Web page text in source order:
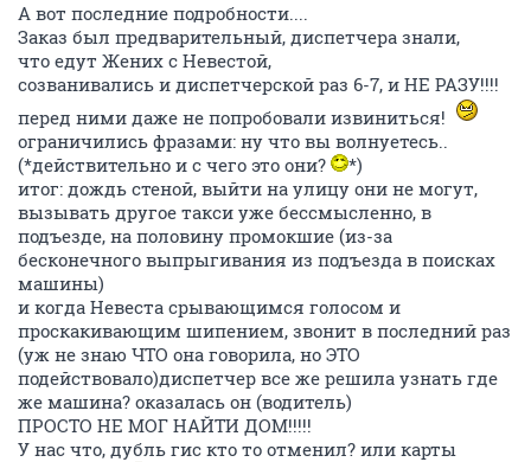
А вот последние подробности....
Заказ был предварительный, диспетчера знали,
что едут Жених с Невестой,
созванивались и диспетчерской раз 6-7, и НЕ РАЗУ!!!!
перед ними даже не попробовали извиниться!
ограничились фразами: ну что вы волнуетесь..
(*действительно и с чего это они?
*)
итог: дождь стеной, выйти на улицу они не могут,
вызывать другое такси уже бессмысленно, в
подъезде, на половину промокшие (из-за
бесконечного выпрыгивания из подъезда в поисках
машины)
и когда Невеста срывающимся голосом и
проскакивающим шипением, звонит в последний раз
(уж не знаю ЧТО она говорила, но ЭТО
подействовало)диспетчер все же решила узнать где
же машина? оказалась он (водитель)
ПРОСТО НЕ МОГ НАЙТИ ДОМ!!!!!
У нас что, дубль гис кто то отменил? или карты